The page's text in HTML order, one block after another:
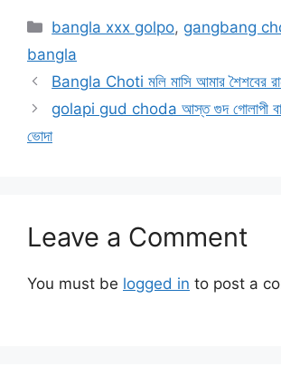
Categories
bangla xxx golpo, gangbang
bangla
Bangla Choti মলি মাসি আমার শৈশবের
golapi gud choda আস্ত গুদ গোলাপী বাল
ভোদা
Leave a Comment
You must be logged in to post a